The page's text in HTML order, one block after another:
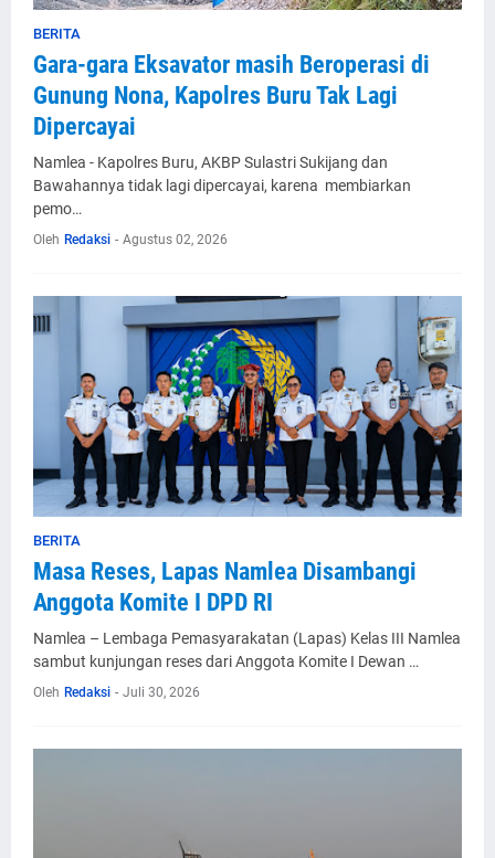
BERITA
Gara-gara Eksavator masih Beroperasi di
Gunung Nona, Kapolres Buru Tak Lagi
Dipercayai
Namlea - Kapolres Buru, AKBP Sulastri Sukijang dan
Bawahannya tidak lagi dipercayai, karena membiarkan
pemo…
Oleh Redaksi - Agustus 02, 2026
BERITA
Masa Reses, Lapas Namlea Disambangi
Anggota Komite I DPD RI
Namlea – Lembaga Pemasyarakatan (Lapas) Kelas III Namlea
sambut kunjungan reses dari Anggota Komite I Dewan …
Oleh Redaksi - Juli 30, 2026